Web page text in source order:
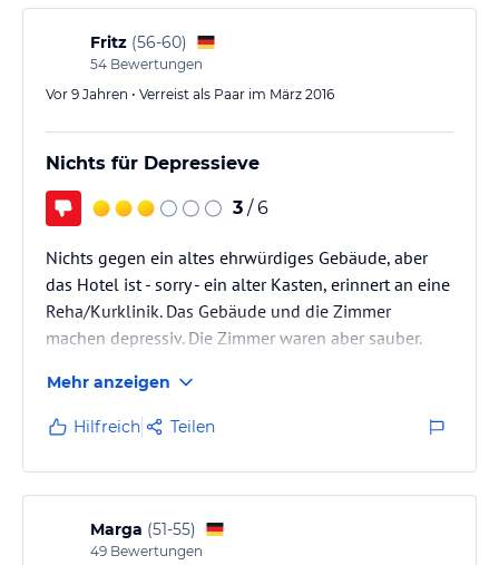
Fritz (56-60)
54 Bewertungen
Vor 9 Jahren • Verreist als Paar im März 2016
Nichts für Depressieve
3 / 6
Nichts gegen ein altes ehrwürdiges Gebäude, aber
das Hotel ist - sorry - ein alter Kasten, erinnert an eine
Reha/Kurklinik. Das Gebäude und die Zimmer
machen depressiv. Die Zimmer waren aber sauber.
Mehr anzeigen
Hilfreich Teilen
Marga (51-55)
49 Bewertungen